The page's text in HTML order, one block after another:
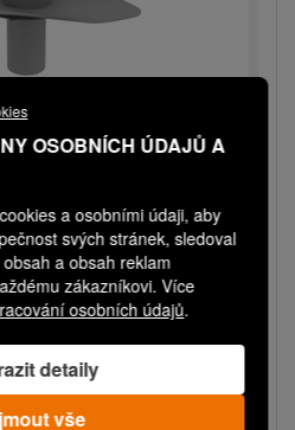
OSOBNÍCH ÚDAJŮ A
a osobními údaji, aby
svých stránek, sledoval
a obsah reklam
zákazníkovi. Více
osobních údajů.
detaily
vše
75 PE
s integrovanou PE
do 3 dnů
Kč
variant